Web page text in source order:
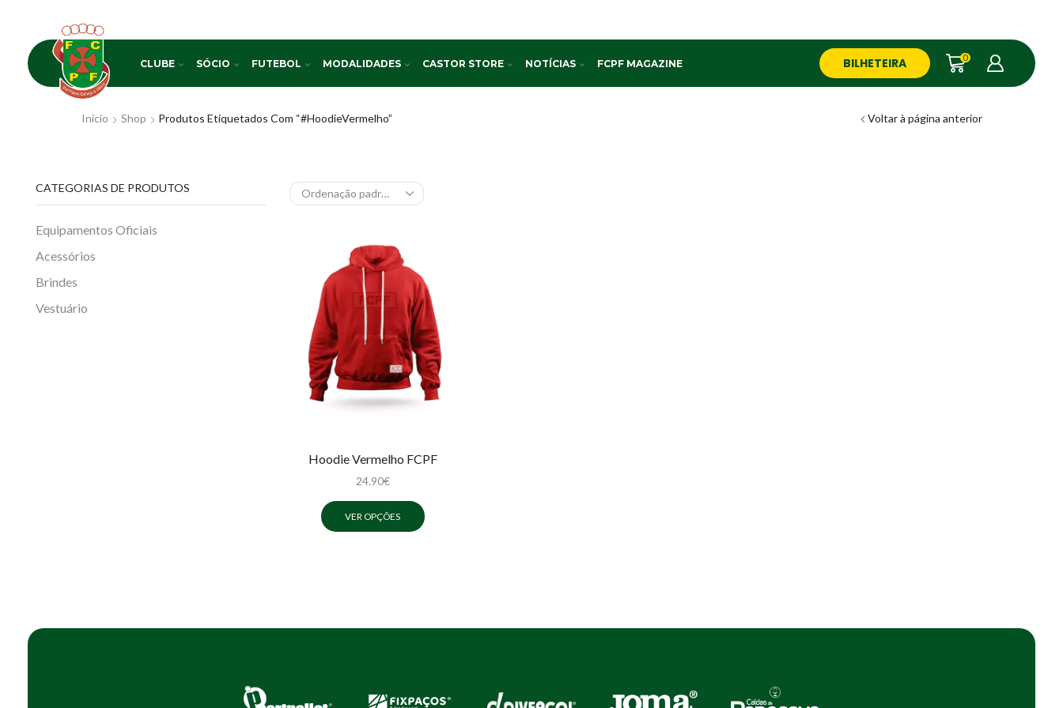
CLUBE SÓCIO FUTEBOL MODALIDADES CASTOR STORE NOTÍCIAS FCPF MAGAZINE BILHETEIRA 0
Início Shop Produtos Etiquetados Com “#HoodieVermelho” Voltar à página anterior
Hoodie Vermelho FCPF
24.90€
VER OPÇÕES
CATEGORIAS DE PRODUTOS
Equipamentos Oficiais
Acessórios
Brindes
Vestuário